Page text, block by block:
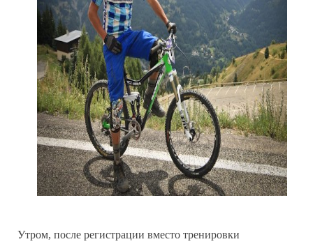
Утром, после регистрации вместо тренировки